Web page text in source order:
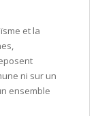
et la
ni sur un
ensemble